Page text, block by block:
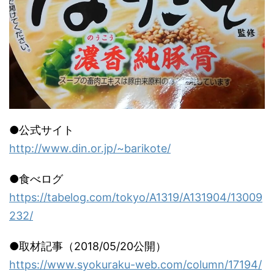
●公式サイト
http://www.din.or.jp/~barikote/
●食べログ
https://tabelog.com/tokyo/A1319/A131904/13009
232/
●取材記事（2018/05/20公開）
https://www.syokuraku-web.com/column/17194/